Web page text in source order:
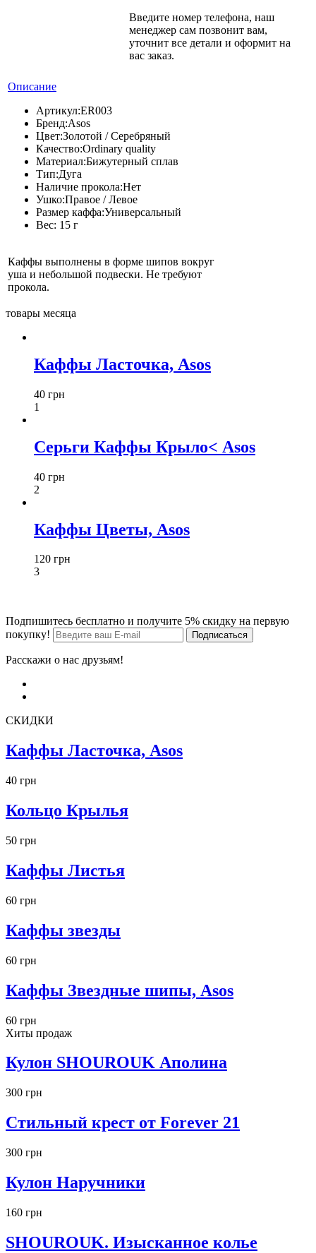
Введите номер телефона, наш
менеджер сам позвонит вам,
уточнит все детали и оформит на
вас заказ.
Описание
Артикул:ER003
Бренд:Asos
Цвет:Золотой / Серебряный
Качество:Ordinary quality
Материал:Бижутерный сплав
Тип:Дуга
Наличие прокола:Нет
Ушко:Правое / Левое
Размер каффа:Универсальный
Вес: 15 г
Каффы выполнены в форме шипов вокруг
уша и небольшой подвески. Не требуют
прокола.
товары месяца
Каффы Ласточка, Asos
40 грн
1
Серьги Каффы Крыло< Asos
40 грн
2
Каффы Цветы, Asos
120 грн
3
Подпишитесь бесплатно и получите 5% скидку на первую
покупку!
Расскажи о нас друзьям!
СКИДКИ
Каффы Ласточка, Asos
40 грн
Кольцо Крылья
50 грн
Каффы Листья
60 грн
Каффы звезды
60 грн
Каффы Звездные шипы, Asos
60 грн
Хиты продаж
Кулон SHOUROUK Аполина
300 грн
Стильный крест от Forever 21
300 грн
Кулон Наручники
160 грн
SHOUROUK. Изысканное колье